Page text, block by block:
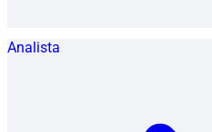
Analista